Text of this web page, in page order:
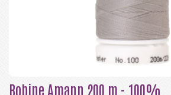
Bobine Amann 200 m - 100%